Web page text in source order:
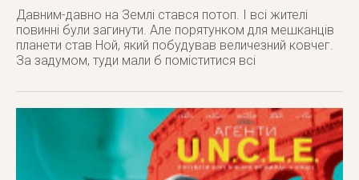
Давним-давно на Землі стався потоп. І всі жителі
повинні були загинути. Але порятунком для мешканців
планети став Ной, який побудував величезний ковчег.
За задумом, туди мали б поміститися всі